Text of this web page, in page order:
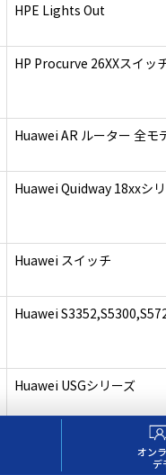
HPE Lights Out
HP Procurve 26XXスイッ
Huawei AR ルーター 全モ
Huawei Quidway 18xxシ
Huawei スイッチ
Huawei
Huawei USGシリーズ
Huawei Eudemonファイ
オン
デ